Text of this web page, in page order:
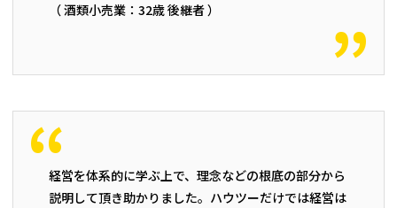
（ 酒類小売業：32歳 後継者 ）
経営を体系的に学ぶ上で、理念などの根底の部分から
説明して頂き助かりました。ハウツーだけでは経営は